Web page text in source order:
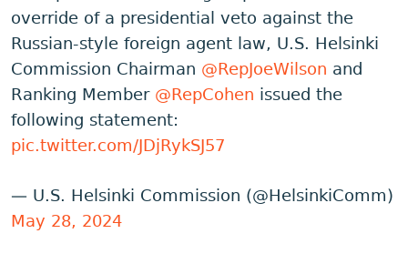
override of a presidential veto against the
Russian-style foreign agent law, U.S. Helsinki
Commission Chairman @RepJoeWilson and
Ranking Member@RepCohen issued the
following statement:
pic.twitter.com/JDjRykSJ57
— U.S. Helsinki Commission (@HelsinkiComm)
May 28, 2024